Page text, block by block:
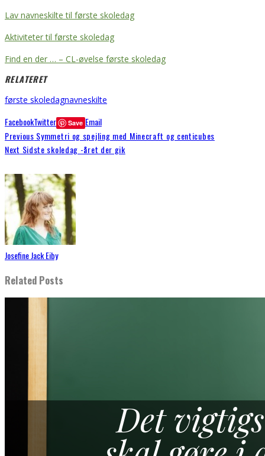
Lav navneskilte til første skoledag
Aktiviteter til første skoledag
Find en der … – CL-øvelse første skoledag
RELATERET
første skoledagnavneskilte
FacebookTwitter Save Email
Previous Symmetri og spejling med Minecraft og centicubes
Next Sidste skoledag -året der gik
Josefine Jack Eiby
Related Posts